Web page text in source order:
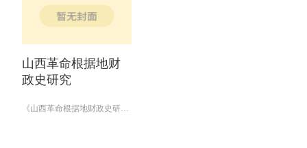
山西革命根据地财
政史研究